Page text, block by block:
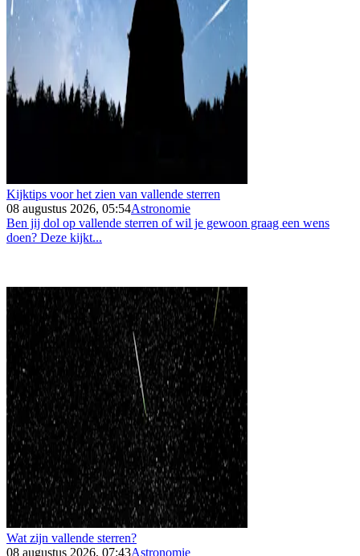
Kijktips voor het zien van vallende sterren
08 augustus 2026, 05:54Astronomie
Ben jij dol op vallende sterren of wil je gewoon graag een wens
doen? Deze kijkt...
Wat zijn vallende sterren?
08 augustus 2026, 07:43Astronomie